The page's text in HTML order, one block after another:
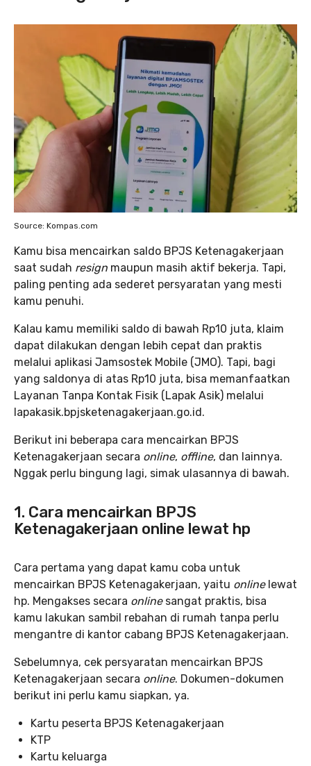
Source: Kompas.com
Kamu bisa mencairkan saldo BPJS Ketenagakerjaan
saat sudah resign maupun masih aktif bekerja. Tapi,
paling penting ada sederet persyaratan yang mesti
kamu penuhi.
Kalau kamu memiliki saldo di bawah Rp10 juta, klaim
dapat dilakukan dengan lebih cepat dan praktis
melalui aplikasi Jamsostek Mobile (JMO). Tapi, bagi
yang saldonya di atas Rp10 juta, bisa memanfaatkan
Layanan Tanpa Kontak Fisik (Lapak Asik) melalui
lapakasik.bpjsketenagakerjaan.go.id.
Berikut ini beberapa cara mencairkan BPJS
Ketenagakerjaan secara online, offline, dan lainnya.
Nggak perlu bingung lagi, simak ulasannya di bawah.
1. Cara mencairkan BPJS
Ketenagakerjaan online lewat hp
Cara pertama yang dapat kamu coba untuk
mencairkan BPJS Ketenagakerjaan, yaitu online lewat
hp. Mengakses secara online sangat praktis, bisa
kamu lakukan sambil rebahan di rumah tanpa perlu
mengantre di kantor cabang BPJS Ketenagakerjaan.
Sebelumnya, cek persyaratan mencairkan BPJS
Ketenagakerjaan secara online. Dokumen-dokumen
berikut ini perlu kamu siapkan, ya.
Kartu peserta BPJS Ketenagakerjaan
KTP
Kartu keluarga